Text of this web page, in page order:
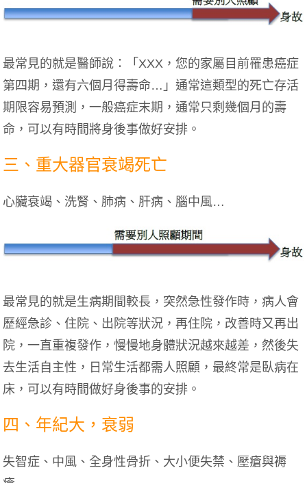
最常見的就是醫師說：「XXX，您的家屬目前罹患癌症
第四期，還有六個月得壽命…」通常這類型的死亡存活
期限容易預測，一般癌症末期，通常只剩幾個月的壽
命，可以有時間將身後事做好安排。
三、重大器官衰竭死亡
心臟衰竭、洗腎、肺病、肝病、腦中風…
最常見的就是生病期間較長，突然急性發作時，病人會
歷經急診、住院、出院等狀況，再住院，改善時又再出
院，一直重複發作，慢慢地身體狀況越來越差，然後失
去生活自主性，日常生活都需人照顧，最終常是臥病在
床，可以有時間做好身後事的安排。
四、年紀大，衰弱
失智症、中風、全身性骨折、大小便失禁、壓瘡與褥